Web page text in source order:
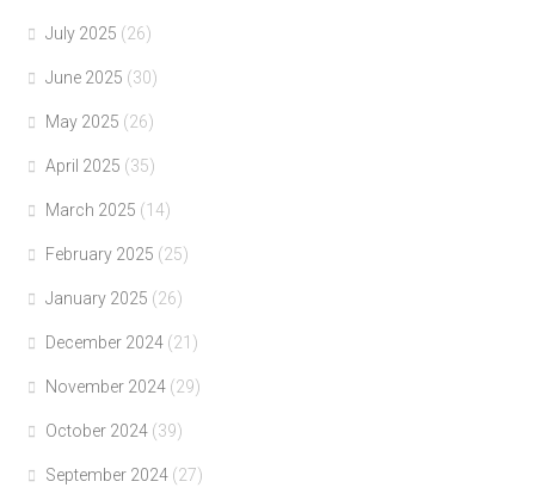
July 2025 (26)
June 2025 (30)
May 2025 (26)
April 2025 (35)
March 2025 (14)
February 2025 (25)
January 2025 (26)
December 2024 (21)
November 2024 (29)
October 2024 (39)
September 2024 (27)